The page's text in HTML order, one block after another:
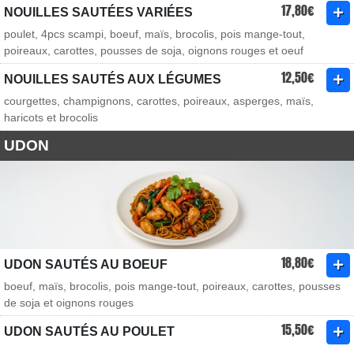
NOUILLES SAUTÉES VARIÉES 17,80€
poulet, 4pcs scampi, boeuf, maïs, brocolis, pois mange-tout,
poireaux, carottes, pousses de soja, oignons rouges et oeuf
NOUILLES SAUTÉS AUX LÉGUMES 12,50€
courgettes, champignons, carottes, poireaux, asperges, maïs,
haricots et brocolis
UDON
UDON SAUTÉS AU BOEUF 18,80€
boeuf, maïs, brocolis, pois mange-tout, poireaux, carottes, pousses
de soja et oignons rouges
UDON SAUTÉS AU POULET 15,50€